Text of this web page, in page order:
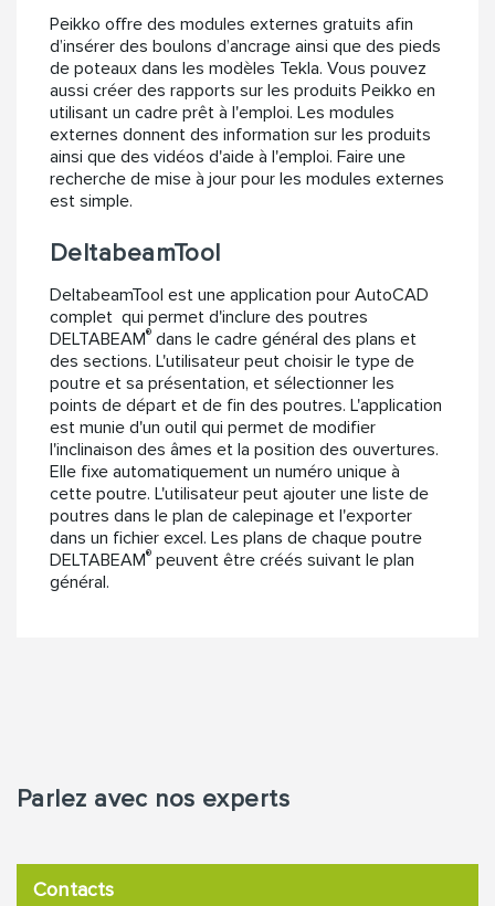
Peikko offre des modules externes gratuits afin
d’insérer des boulons d’ancrage ainsi que des pieds
de poteaux dans les modèles Tekla. Vous pouvez
aussi créer des rapports sur les produits Peikko en
utilisant un cadre prêt à l'emploi. Les modules
externes donnent des information sur les produits
ainsi que des vidéos d'aide à l'emploi. Faire une
recherche de mise à jour pour les modules externes
est simple.
DeltabeamTool
DeltabeamTool est une application pour AutoCAD
complet qui permet d'inclure des poutres
DELTABEAM® dans le cadre général des plans et
des sections. L'utilisateur peut choisir le type de
poutre et sa présentation, et sélectionner les
points de départ et de fin des poutres. L'application
est munie d'un outil qui permet de modifier
l'inclinaison des âmes et la position des ouvertures.
Elle fixe automatiquement un numéro unique à
cette poutre. L'utilisateur peut ajouter une liste de
poutres dans le plan de calepinage et l'exporter
dans un fichier excel. Les plans de chaque poutre
DELTABEAM® peuvent être créés suivant le plan
général.
Parlez avec nos experts
Contacts